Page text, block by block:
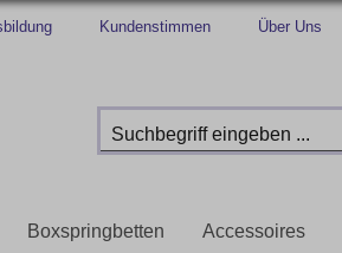
Kundenstimmen Über Uns
Boxspringbetten Accessoires